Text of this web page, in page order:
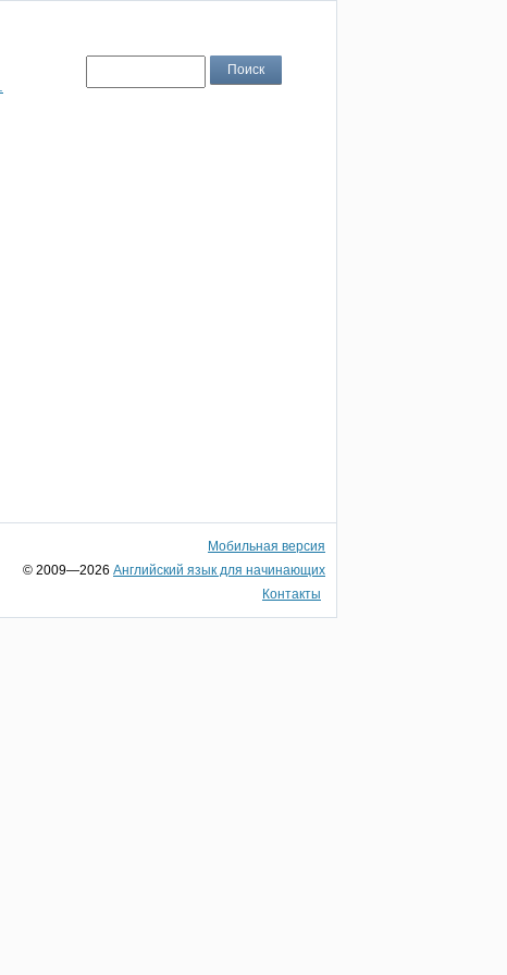
Мобильная версия
© 2009—2026 Английский язык для начинающих
Контакты